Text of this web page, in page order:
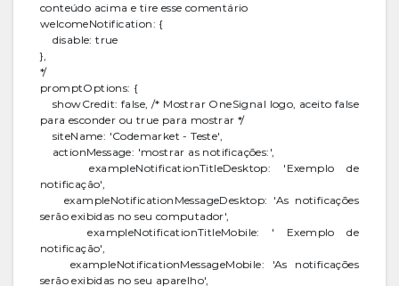
conteúdo acima e tire esse comentário
welcomeNotification: {
disable: true
},
*/
promptOptions: {
showCredit: false, /* Mostrar OneSignal logo, aceito false
para esconder ou true para mostrar */
siteName: 'Codemarket - Teste',
actionMessage: 'mostrar as notificações:',
exampleNotificationTitleDesktop: 'Exemplo de
notificação',
exampleNotificationMessageDesktop: 'As notificações
serão exibidas no seu computador',
exampleNotificationTitleMobile: ' Exemplo de
notificação',
exampleNotificationMessageMobile: 'As notificações
serão exibidas no seu aparelho',